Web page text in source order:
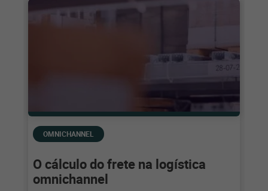
OMNICHANNEL
O cálculo do frete na logística
omnichannel